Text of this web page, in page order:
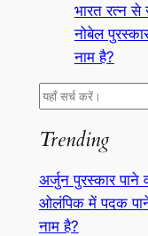
भारत रत्न से
नोबेल
नाम है?
S
a
c
h
Trending
अर्जुन पुरस्कार पाने
ओलंपिक में पदक पाने
नाम है?